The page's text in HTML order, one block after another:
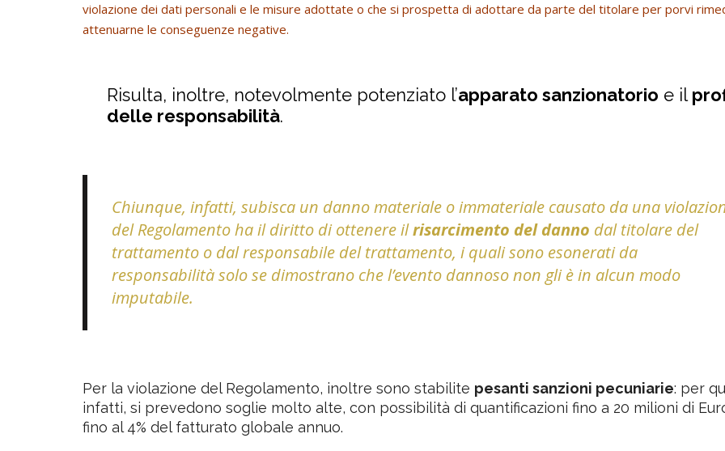
violazione dei dati personali e le misure adottate o che si prospetta di adottare da parte del titolare per porvi
attenuarne le conseguenze negative.
Risulta, inoltre, notevolmente potenziato l’apparato sanzionatorio e il
delle responsabilità.
Chiunque, infatti, subisca un danno materiale o immateriale causato da una
del Regolamento ha il diritto di ottenere ilrisarcimento del danno dal titolare del
trattamento o dal responsabile del trattamento, i quali sono esonerati da
responsabilità solo se dimostrano che l’evento dannoso non gli è in alcun modo
imputabile.
Per la violazione del Regolamento, inoltre sono stabilite pesanti sanzioni pecuniarie: per
infatti, si prevedono soglie molto alte, con possibilità di quantificazioni fino a 20 milioni di
fino al 4% del fatturato globale annuo.